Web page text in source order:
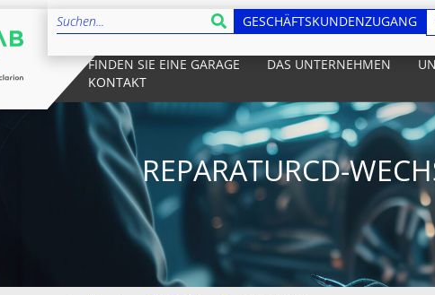
GESCHÄFTSKUNDENZUGANG
FINDEN SIE EINE GARAGE DAS UNTERNEHMEN
KONTAKT
REPARATURCD-